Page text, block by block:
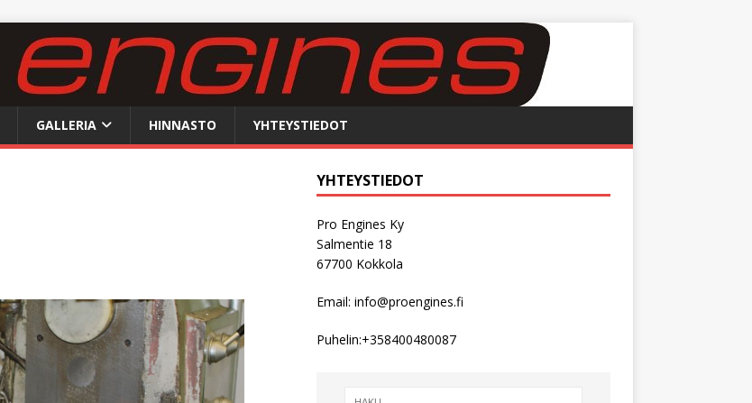
GALLERIA HINNASTO YHTEYSTIEDOT
YHTEYSTIEDOT
Pro Engines Ky
Salmentie 18
67700 Kokkola
Email: info@proengines.fi
Puhelin:+358400480087